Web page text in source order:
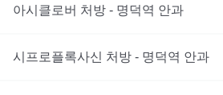
아시클로버 처방 - 명덕역 안과
시프로플록사신 처방 - 명덕역 안과